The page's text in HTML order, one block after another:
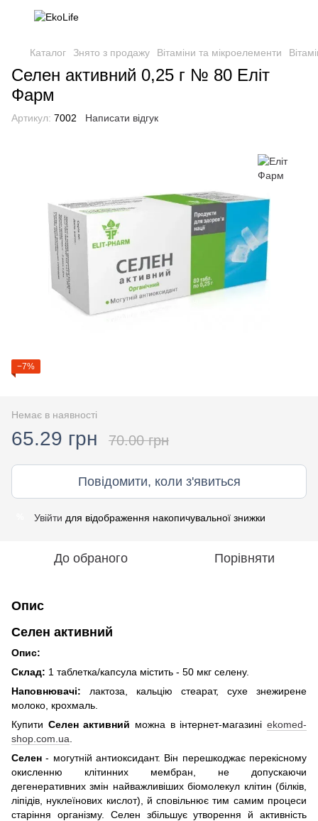
Каталог Знято з продажу Вітаміни та мікроелементи
Селен активний 0,25 г № 80 Еліт
Фарм
Артикул: 7002 Написати відгук
−7%
Немає в наявності
65.29 грн 70.00 грн
Повідомити, коли з'явиться
Увійти для відображення накопичувальної знижки
До обраного Порівняти
Опис
Селен активний
Опис:
Склад: 1 таблетка/капсула містить - 50 мкг селену.
Наповнювачі: лактоза, кальцію стеарат, сухе знежирене
молоко, крохмаль.
Купити Селен активний можна в інтернет-магазиніekomed-
shop.com.ua
Cелен - могутній антиоксидант. Він перешкоджає перекісному
окисленню клітинних мембран, не допускаючи
дегенеративних змін найважливіших біомолекул клітин (білків,
ліпідів, нуклеїнових кислот), й сповільнює тим самим процеси
старіння організму. Селен збільшує утворення й активність